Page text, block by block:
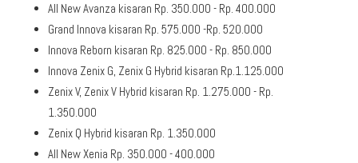
All New Avanza kisaran Rp. 350.000 - Rp. 400.000
Grand Innova kisaran Rp. 575.000 -Rp. 520.000
Innova Reborn kisaran Rp. 825.000 - Rp. 850.000
Innova Zenix G, Zenix G Hybrid kisaran Rp.1.125.000
Zenix V, Zenix V Hybrid kisaran Rp. 1.275.000 - Rp.
1.350.000
Zenix Q Hybrid kisaran Rp. 1.350.000
All New Xenia Rp. 350.000 - 400.000